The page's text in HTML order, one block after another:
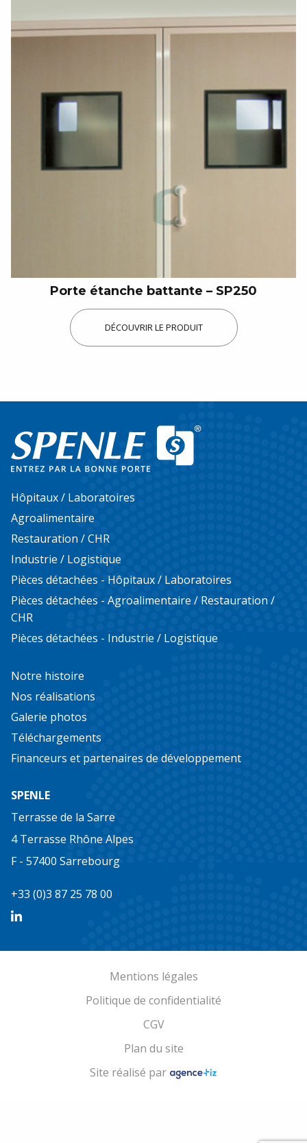
Porte étanche battante – SP250
DÉCOUVRIR LE PRODUIT
Hôpitaux / Laboratoires
Agroalimentaire
Restauration / CHR
Industrie / Logistique
Pièces détachées - Hôpitaux / Laboratoires
Pièces détachées - Agroalimentaire / Restauration /
CHR
Pièces détachées - Industrie / Logistique
Notre histoire
Nos réalisations
Galerie photos
Téléchargements
Financeurs et partenaires de développement
SPENLE
Terrasse de la Sarre
4 Terrasse Rhône Alpes
F - 57400 Sarrebourg
+33 (0)3 87 25 78 00
Mentions légales
Politique de confidentialité
CGV
Plan du site
Site réalisé par